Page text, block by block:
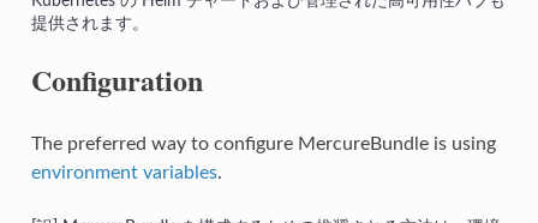
提供されます。
Configuration
The preferred way to configure MercureBundle is using
environment variables.